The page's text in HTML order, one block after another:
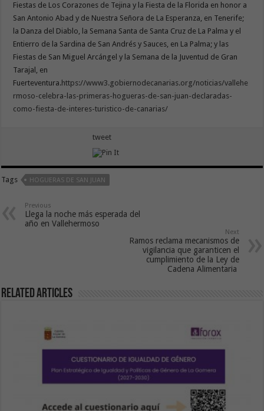
Fiestas de Los Corazones de Tejina y la Fiesta de la Florida en honor a
San Antonio Abad y de Nuestra Señora de La Esperanza, en Tenerife;
la Danza del Diablo, la Semana Santa de Santa Cruz de La Palma y el
Entierro de la Sardina de San Andrés y Sauces, en La Palma; y las
Fiestas de San Miguel Arcángel y la Semana de la Juventud de Gran
Tarajal, en
Fuerteventura.https://www3.gobiernodecanarias.org/noticias/vallehe
rmoso-celebra-las-primeras-hogueras-de-san-juan-declaradas-
como-fiesta-de-interes-turistico-de-canarias/
tweet
Tags HOGUERAS DE SAN JUAN
Previous
Llega la noche más esperada del
año en Vallehermoso
Next
Ramos reclama mecanismos de
vigilancia que garanticen el
cumplimiento de la Ley de
Cadena Alimentaria
Related Articles